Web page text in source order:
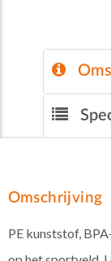
Omschrijving
PE kunststof,